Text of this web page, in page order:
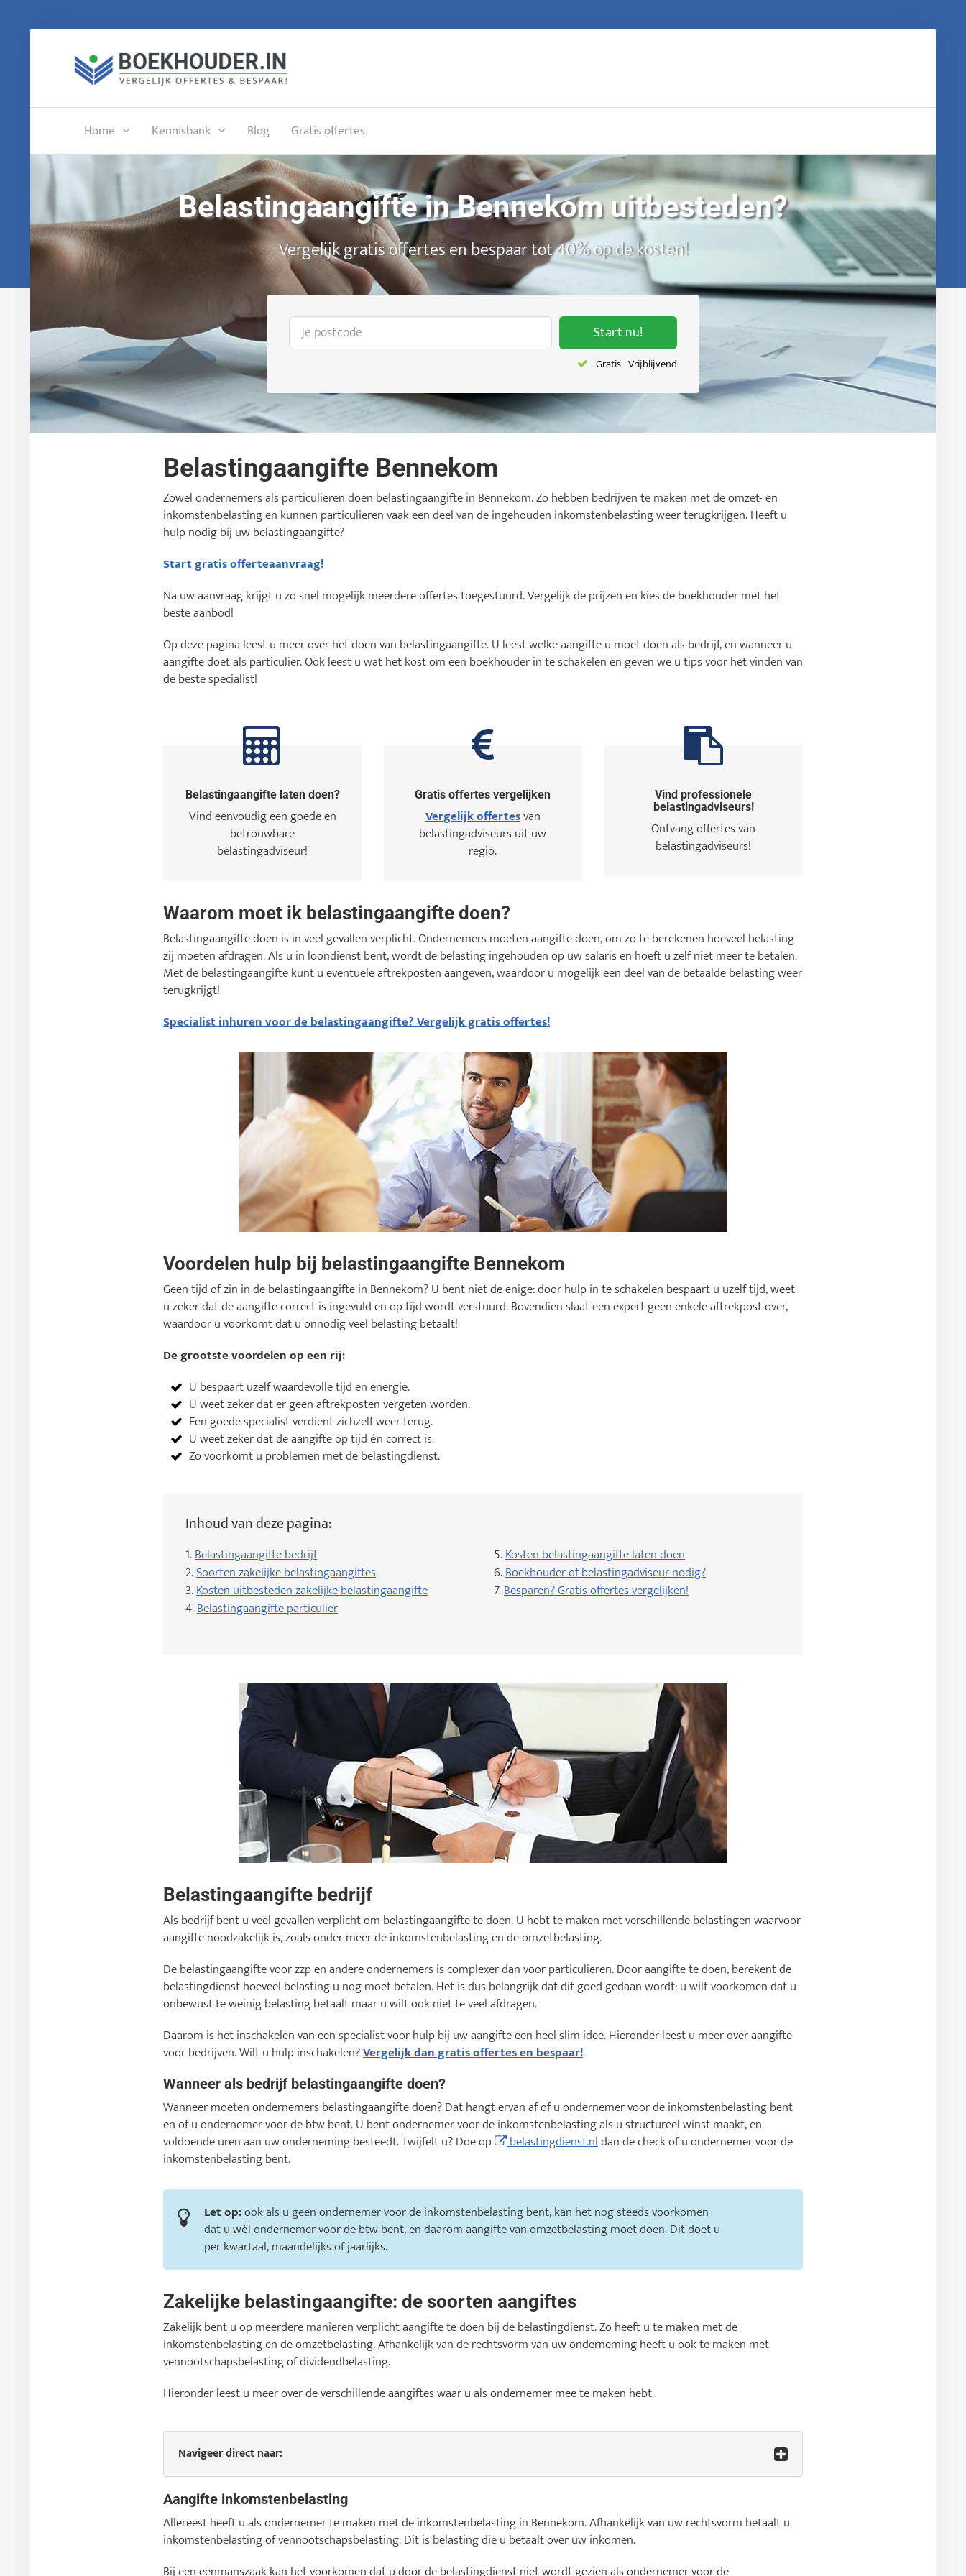
Home Kennisbank Blog Gratis offertes
Belastingaangifte in Bennekom uitbesteden?
Vergelijk gratis offertes en bespaar tot 40% op de kosten!
Start nu!
Gratis - Vrijblijvend
Belastingaangifte Bennekom
Zowel ondernemers als particulieren doen belastingaangifte in Bennekom. Zo hebben bedrijven te maken met de omzet- en
inkomstenbelasting en kunnen particulieren vaak een deel van de ingehouden inkomstenbelasting weer terugkrijgen. Heeft u
hulp nodig bij uw belastingaangifte?
Start gratis offerteaanvraag!
Na uw aanvraag krijgt u zo snel mogelijk meerdere offertes toegestuurd. Vergelijk de prijzen en kies de boekhouder met het
beste aanbod!
Op deze pagina leest u meer over het doen van belastingaangifte. U leest welke aangifte u moet doen als bedrijf, en wanneer u
aangifte doet als particulier. Ook leest u wat het kost om een boekhouder in te schakelen en geven we u tips voor het vinden van
de beste specialist!
Belastingaangifte laten doen?
Vind eenvoudig een goede en
betrouwbare
belastingadviseur!
Gratis offertes vergelijken
Vergelijk offertesvan
belastingadviseurs uit uw
regio.
Vind professionele
belastingadviseurs!
Ontvang offertes van
belastingadviseurs!
Waarom moet ik belastingaangifte doen?
Belastingaangifte doen is in veel gevallen verplicht. Ondernemers moeten aangifte doen, om zo te berekenen hoeveel belasting
zij moeten afdragen. Als u in loondienst bent, wordt de belasting ingehouden op uw salaris en hoeft u zelf niet meer te betalen.
Met de belastingaangifte kunt u eventuele aftrekposten aangeven, waardoor u mogelijk een deel van de betaalde belasting weer
terugkrijgt!
Specialist inhuren voor de belastingaangifte? Vergelijk gratis offertes!
Voordelen hulp bij belastingaangifte Bennekom
Geen tijd of zin in de belastingaangifte in Bennekom? U bent niet de enige: door hulp in te schakelen bespaart u uzelf tijd, weet
u zeker dat de aangifte correct is ingevuld en op tijd wordt verstuurd. Bovendien slaat een expert geen enkele aftrekpost over,
waardoor u voorkomt dat u onnodig veel belasting betaalt!
De grootste voordelen op een rij:
U bespaart uzelf waardevolle tijd en energie.
U weet zeker dat er geen aftrekposten vergeten worden.
Een goede specialist verdient zichzelf weer terug.
U weet zeker dat de aangifte op tijd én correct is.
Zo voorkomt u problemen met de belastingdienst.
Inhoud van deze pagina:
1.Belastingaangifte bedrijf
2.Soorten zakelijke belastingaangiftes
3.Kosten uitbesteden zakelijke belastingaangifte
4.Belastingaangifte particulier
5.Kosten belastingaangifte laten doen
6.Boekhouder of belastingadviseur nodig?
7.Besparen? Gratis offertes vergelijken!
Belastingaangifte bedrijf
Als bedrijf bent u veel gevallen verplicht om belastingaangifte te doen. U hebt te maken met verschillende belastingen waarvoor
aangifte noodzakelijk is, zoals onder meer de inkomstenbelasting en de omzetbelasting.
De belastingaangifte voor zzp en andere ondernemers is complexer dan voor particulieren. Door aangifte te doen, berekent de
belastingdienst hoeveel belasting u nog moet betalen. Het is dus belangrijk dat dit goed gedaan wordt: u wilt voorkomen dat u
onbewust te weinig belasting betaalt maar u wilt ook niet te veel afdragen.
Daarom is het inschakelen van een specialist voor hulp bij uw aangifte een heel slim idee. Hieronder leest u meer over aangifte
voor bedrijven. Wilt u hulp inschakelen?Vergelijk dan gratis offertes en bespaar!
Wanneer als bedrijf belastingaangifte doen?
Wanneer moeten ondernemers belastingaangifte doen? Dat hangt ervan af of u ondernemer voor de inkomstenbelasting bent
en of u ondernemer voor de btw bent. U bent ondernemer voor de inkomstenbelasting als u structureel winst maakt, en
voldoende uren aan uw onderneming besteedt. Twijfelt u? Doe op
belastingdienst.nldan de check of u ondernemer voor de
inkomstenbelasting bent.
Let op:ook als u geen ondernemer voor de inkomstenbelasting bent, kan het nog steeds voorkomen
dat u wél ondernemer voor de btw bent, en daarom aangifte van omzetbelasting moet doen. Dit doet u
per kwartaal, maandelijks of jaarlijks.
Zakelijke belastingaangifte: de soorten aangiftes
Zakelijk bent u op meerdere manieren verplicht aangifte te doen bij de belastingdienst. Zo heeft u te maken met de
inkomstenbelasting en de omzetbelasting. Afhankelijk van de rechtsvorm van uw onderneming heeft u ook te maken met
vennootschapsbelasting of dividendbelasting.
Hieronder leest u meer over de verschillende aangiftes waar u als ondernemer mee te maken hebt.
Navigeer direct naar:
Aangifte inkomstenbelasting
Allereest heeft u als ondernemer te maken met de inkomstenbelasting in Bennekom. Afhankelijk van uw rechtsvorm betaalt u
inkomstenbelasting of vennootschapsbelasting. Dit is belasting die u betaalt over uw inkomen.
Bij een eenmanszaak kan het voorkomen dat u door de belastingdienst niet wordt gezien als ondernemer voor de